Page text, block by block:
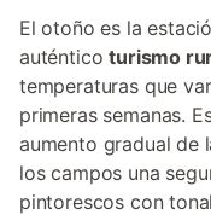
El otoño es la
auténticoturismo
temperaturas que
primeras semanas.
aumento gradual de
los campos una
pintorescos con